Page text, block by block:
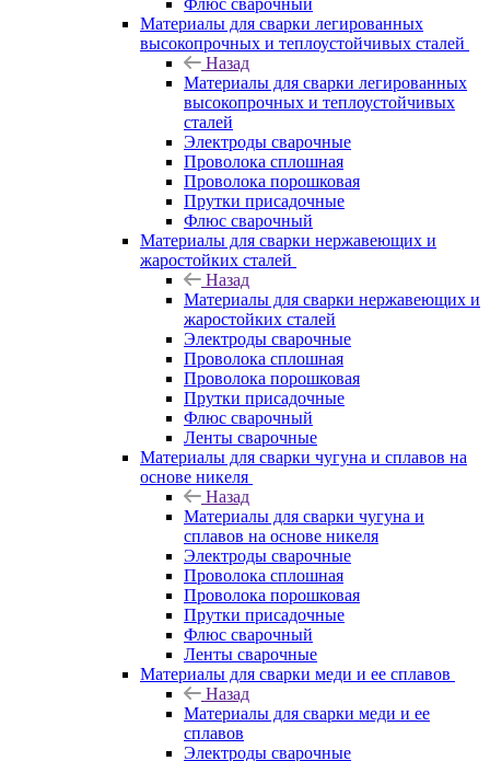
Флюс сварочный
Материалы для сварки легированных
высокопрочных и теплоустойчивых сталей
Назад
Материалы для сварки легированных
высокопрочных и теплоустойчивых
сталей
Электроды сварочные
Проволока сплошная
Проволока порошковая
Прутки присадочные
Флюс сварочный
Материалы для сварки нержавеющих и
жаростойких сталей
Назад
Материалы для сварки нержавеющих и
жаростойких сталей
Электроды сварочные
Проволока сплошная
Проволока порошковая
Прутки присадочные
Флюс сварочный
Ленты сварочные
Материалы для сварки чугуна и сплавов на
основе никеля
Назад
Материалы для сварки чугуна и
сплавов на основе никеля
Электроды сварочные
Проволока сплошная
Проволока порошковая
Прутки присадочные
Флюс сварочный
Ленты сварочные
Материалы для сварки меди и ее сплавов
Назад
Материалы для сварки меди и ее
сплавов
Электроды сварочные